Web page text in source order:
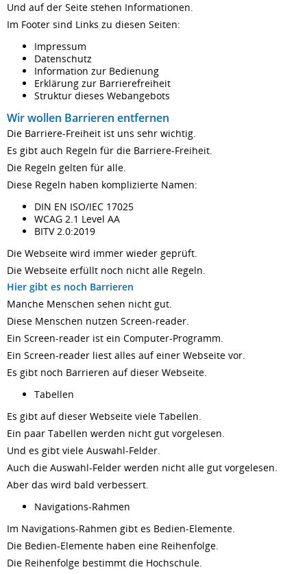
Und auf der Seite stehen Informationen.
Im Footer sind Links zu diesen Seiten:
Impressum
Datenschutz
Information zur Bedienung
Erklärung zur Barrierefreiheit
Struktur dieses Webangebots
Wir wollen Barrieren entfernen
Die Barriere-Freiheit ist uns sehr wichtig.
Es gibt auch Regeln für die Barriere-Freiheit.
Die Regeln gelten für alle.
Diese Regeln haben komplizierte Namen:
DIN EN ISO/IEC 17025
WCAG 2.1 Level AA
BITV 2.0:2019
Die Webseite wird immer wieder geprüft.
Die Webseite erfüllt noch nicht alle Regeln.
Hier gibt es noch Barrieren
Manche Menschen sehen nicht gut.
Diese Menschen nutzen Screen-reader.
Ein Screen-reader ist ein Computer-Programm.
Ein Screen-reader liest alles auf einer Webseite vor.
Es gibt noch Barrieren auf dieser Webseite.
Tabellen
Es gibt auf dieser Webseite viele Tabellen.
Ein paar Tabellen werden nicht gut vorgelesen.
Und es gibt viele Auswahl-Felder.
Auch die Auswahl-Felder werden nicht alle gut vorgelesen.
Aber das wird bald verbessert.
Navigations-Rahmen
Im Navigations-Rahmen gibt es Bedien-Elemente.
Die Bedien-Elemente haben eine Reihenfolge.
Die Reihenfolge bestimmt die Hochschule.